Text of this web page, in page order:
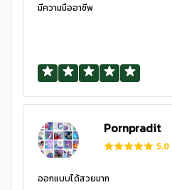
มีความมืออาชีพ
Pornpradit
5.0
ออกแบบได้สวยมาก